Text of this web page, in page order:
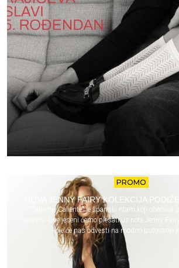
PROMO
NOVA JENNY FAIRY KOLEKCIJA
"Caliente, Caliente" je španski ritam koji obećava
sezonu. Ove jeseni ćemo plesati uz note Jenny
koje će nas odvesti na modno putovanje